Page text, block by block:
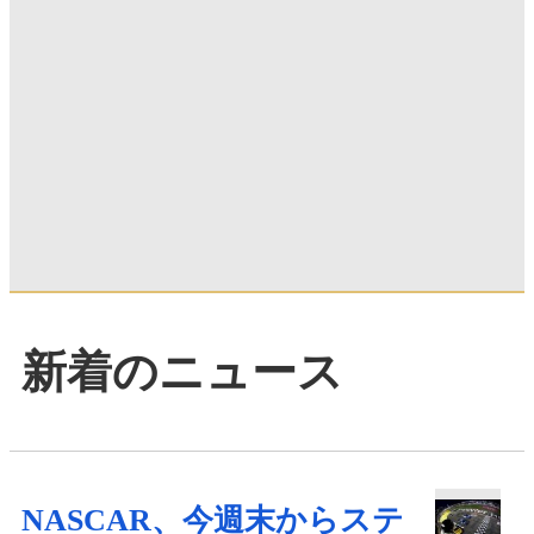
新着のニュース
NASCAR、今週末からステ